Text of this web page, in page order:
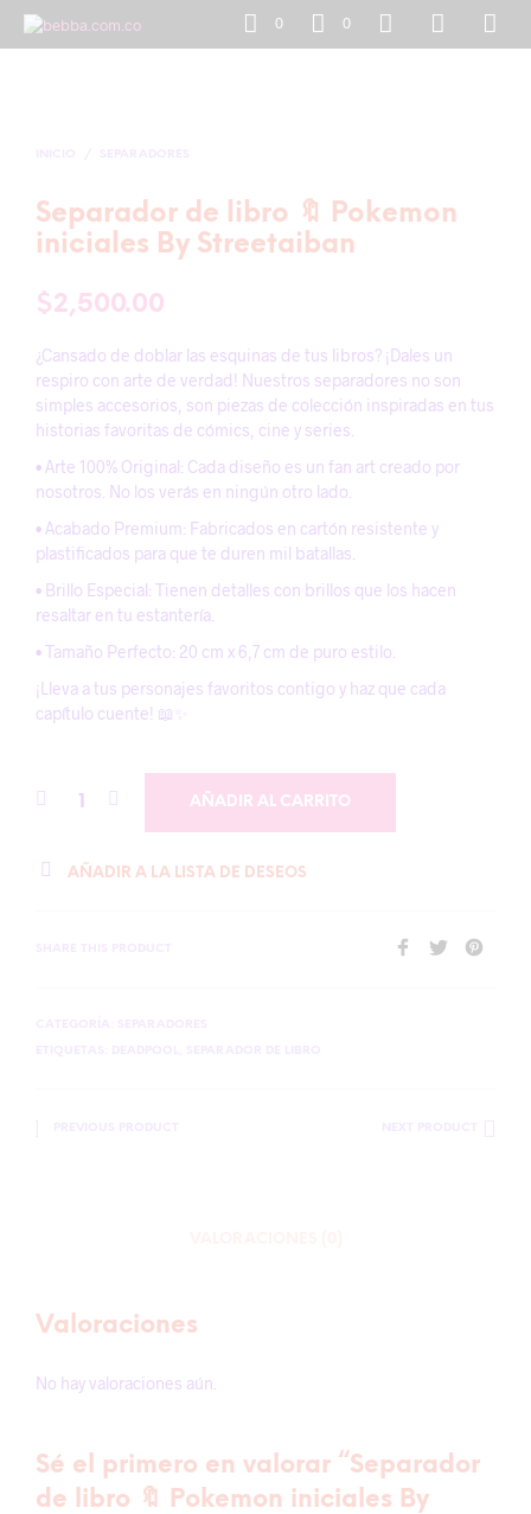
0 0
Separador de libro 🔖 Pokemon
iniciales By Streetaiban
$2,500.00
¿Cansado de doblar las esquinas de tus libros? ¡Dales un
respiro con arte de verdad! Nuestros separadores no son
simples accesorios, son piezas de colección inspiradas en tus
historias favoritas de cómics, cine y series.
• Arte 100% Original: Cada diseño es un fan art creado por
nosotros. No los verás en ningún otro lado.
• Acabado Premium: Fabricados en cartón resistente y
plastificados para que te duren mil batallas.
• Brillo Especial: Tienen detalles con brillos que los hacen
resaltar en tu estantería.
• Tamaño Perfecto: 20 cm x 6,7 cm de puro estilo.
¡Lleva a tus personajes favoritos contigo y haz que cada
capítulo cuente! 📖✨
AÑADIR AL CARRITO
AÑADIR A LA LISTA DE DESEOS
Valoraciones
No hay valoraciones aún.
Sé el primero en valorar “Separador
de libro 🔖 Pokemon iniciales By